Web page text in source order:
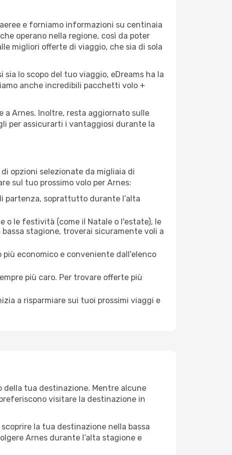
e forniamo informazioni su centinaia
operano nella regione, così da poter
migliori offerte di viaggio, che sia di sola
lo scopo del tuo viaggio, eDreams ha la
anche incredibili pacchetti volo +
a Arnes. Inoltre, resta aggiornato sulle
per assicurarti i vantaggiosi durante la
opzioni selezionate da migliaia di
sul tuo prossimo volo per Arnes:
partenza, soprattutto durante l’alta
o le festività (come il Natale o l'estate), le
stagione, troverai sicuramente voli a
economico e conveniente dall'elenco
più caro. Per trovare offerte più
a risparmiare sui tuoi prossimi viaggi e
della tua destinazione. Mentre alcune
visitare la destinazione in
la tua destinazione nella bassa
Arnes durante l’alta stagione e